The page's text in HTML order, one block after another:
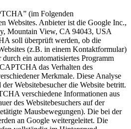
(im Folgenden
Websites. Anbieter ist die Google Inc.,
Mountain View, CA 94043, USA
soll überprüft werden, ob die
(z.B. in einem Kontaktformular)
ein automatisiertes Programm
das Verhalten des
Merkmale. Diese Analyse
Websitebesucher die Website betritt.
verschiedene Informationen aus
des Websitebesuchers auf der
Mausbewegungen). Die bei der
an Google weitergeleitet. Die